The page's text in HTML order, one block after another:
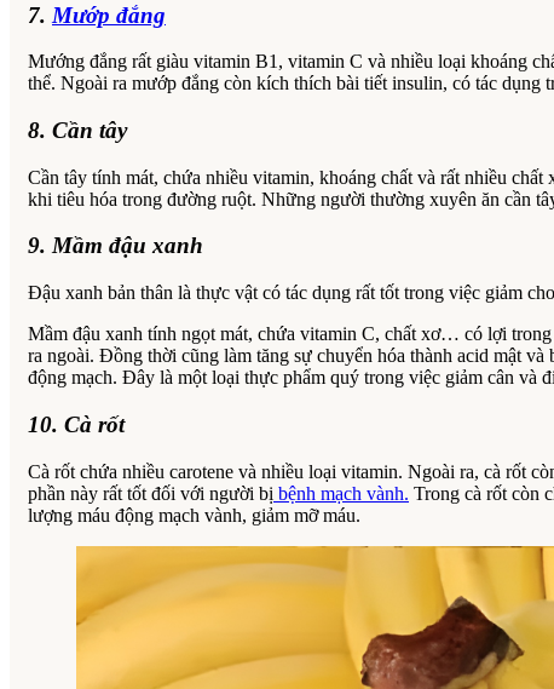
7. Mướp đắng
Mướng đắng rất giàu vitamin B1, vitamin C và nhiều loại khoáng
thể. Ngoài ra mướp đắng còn kích thích bài tiết insulin, có tác dụng
8. Cần tây
Cần tây tính mát, chứa nhiều vitamin, khoáng chất và rất nhiều
khi tiêu hóa trong đường ruột. Những người thường xuyên ăn cần
9. Mầm đậu xanh
Đậu xanh bản thân là thực vật có tác dụng rất tốt trong việc giảm
Mầm đậu xanh tính ngọt mát, chứa vitamin C, chất xơ… có lợi
ra ngoài. Đồng thời cũng làm tăng sự chuyển hóa thành acid mật
động mạch. Đây là một loại thực phẩm quý trong việc giảm cân và
10. Cà rốt
Cà rốt chứa nhiều carotene và nhiều loại vitamin. Ngoài ra, cà rốt
phần này rất tốt đối với người bị bệnh mạch vành. Trong cà rốt còn
lượng máu động mạch vành, giảm mỡ máu.